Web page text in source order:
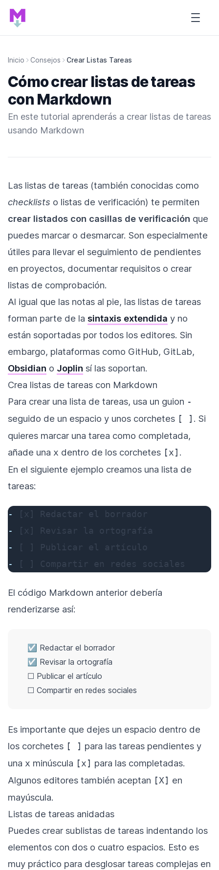
Inicio de Tutorial MARDOWN
Open
Inicio Consejos Crear Listas Tareas
Cómo crear listas de tareas
con Markdown
En este tutorial aprenderás a crear listas de tareas
usando Markdown
Las listas de tareas (también conocidas como
checklists o listas de verificación) te permiten
crear listados con casillas de verificación que
puedes marcar o desmarcar. Son especialmente
útiles para llevar el seguimiento de pendientes
en proyectos, documentar requisitos o crear
listas de comprobación.
Al igual que las notas al pie, las listas de tareas
forman parte de la sintaxis extendida y no
están soportadas por todos los editores. Sin
embargo, plataformas como GitHub, GitLab,
Obsidian o Joplin sí las soportan.
Crea listas de tareas con Markdown
Para crear una lista de tareas, usa un guion -
seguido de un espacio y unos corchetes [ ] . Si
quieres marcar una tarea como completada,
añade una x dentro de los corchetes [x] .
En el siguiente ejemplo creamos una lista de
tareas:
-
-
-
-
[ ] Compartir en redes sociales
El código Markdown anterior debería
renderizarse así:
☑ Redactar el borrador
☑ Revisar la ortografía
☐ Publicar el artículo
☐ Compartir en redes sociales
Es importante que dejes un espacio dentro de
los corchetes [ ] para las tareas pendientes y
una x minúscula [x] para las completadas.
Algunos editores también aceptan [X] en
mayúscula.
Listas de tareas anidadas
Puedes crear sublistas de tareas indentando los
elementos con dos o cuatro espacios. Esto es
muy práctico para desglosar tareas complejas en